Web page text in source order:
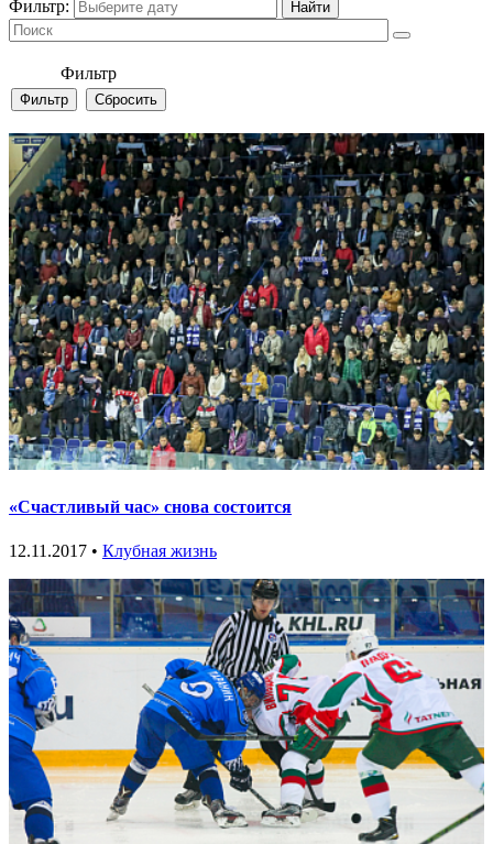
Фильтр:
Фильтр
«Счастливый час» снова состоится
12.11.2017 • Клубная жизнь